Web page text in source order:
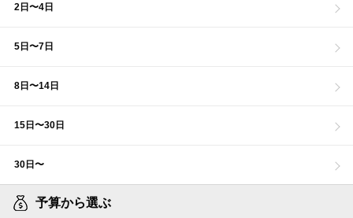
2日〜4日
5日〜7日
8日〜14日
15日〜30日
30日〜
予算から選ぶ